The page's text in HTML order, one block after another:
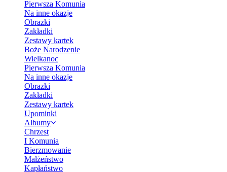
Pierwsza Komunia
Na inne okazje
Obrazki
Zakładki
Zestawy kartek
Boże Narodzenie
Wielkanoc
Pierwsza Komunia
Na inne okazje
Obrazki
Zakładki
Zestawy kartek
Upominki
Albumy
Chrzest
I Komunia
Bierzmowanie
Małżeństwo
Kapłaństwo